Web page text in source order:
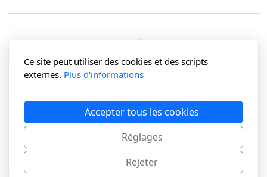
Couleur Confiance
27 rte de Peyres-Possens
1062 Sottens
Ce site peut utiliser des cookies et des scripts
externes. Plus d'informations
Accepter tous les cookies
Réglages
Rejeter